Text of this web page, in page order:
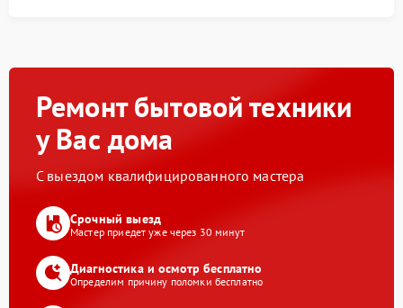
Ремонт бытовой техники
у Вас дома
С выездом квалифицированного мастера
Срочный выезд
Мастер приедет уже через 30 минут
Диагностика и осмотр бесплатно
Определим причину поломки бесплатно